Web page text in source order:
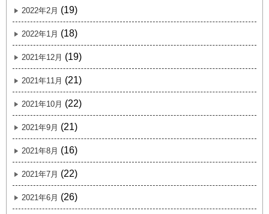
2022年2月 (19)
2022年1月 (18)
2021年12月 (19)
2021年11月 (21)
2021年10月 (22)
2021年9月 (21)
2021年8月 (16)
2021年7月 (22)
2021年6月 (26)